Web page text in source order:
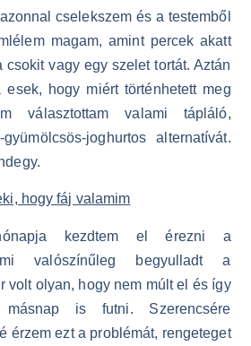
cselekszem és a testemből
magam, amint percek akatt
vagy egy szelet tortát. Aztán
esek, hogy miért történhetett meg
választottam valami tápláló,
joghurtos alternatívát.
hogy fáj valamim
kezdtem el érezni a
valószínűleg begyulladt a
volt olyan, hogy nem múlt el és így
másnap is futni. Szerencsére
érzem ezt a problémát, rengeteget